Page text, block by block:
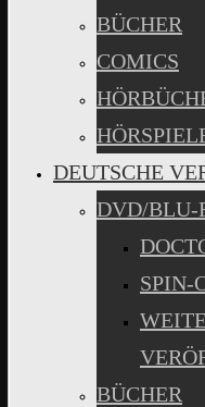
BÜCHER
COMICS
DEUTSCHE
DVD/BLU-
SPIN-
BÜCHER